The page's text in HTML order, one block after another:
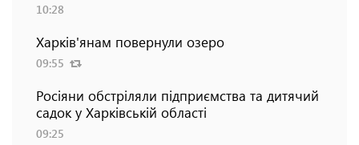
10:28
Харків'янам повернули озеро
09:55
Росіяни обстріляли підприємства та дитячий
садок у Харківській області
09:25